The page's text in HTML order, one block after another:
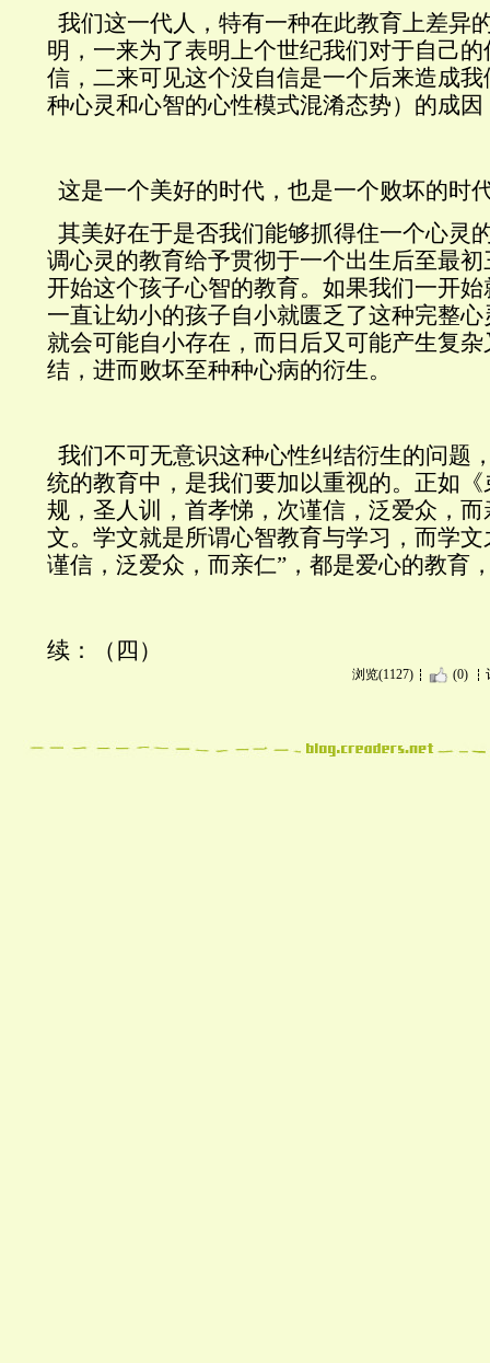
我们这一代人，特有一种在此教育上差异
明，一来为了表明上个世纪我们对于自己
信，二来可见这个没自信是一个后来造成
种心灵和心智的心性模式混淆态势）的成
这是一个美好的时代，也是一个败坏的时
其美好在于是否我们能够抓得住一个心灵
调心灵的教育给予贯彻于一个出生后至最
开始这个孩子心智的教育。如果我们一开
一直让幼小的孩子自小就匮乏了这种完整
就会可能自小存在，而日后又可能产生复
结，进而败坏至种种心病的衍生。
我们不可无意识这种心性纠结衍生的问题
统的教育中，是我们要加以重视的。正如
规，圣人训，首孝悌，次谨信，泛爱众，
文。学文就是所谓心智教育与学习，而学
谨信，泛爱众，而亲仁”，都是爱心的教育
续：（四）
浏览(1127) (0)